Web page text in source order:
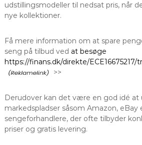
udstillingsmodeller til nedsat pris, når
nye kollektioner.
Få mere information om at spare
seng på tilbud ved at besøge
https://finans.dk/direkte/
>>
Derudover kan det være en god idé at
markedspladser såsom Amazon, eBay
sengeforhandlere, der ofte tilbyder
priser og gratis levering.